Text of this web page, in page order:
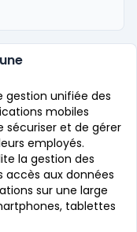
gestion unifiée des
mobiles
sécuriser et de gérer
employés.
la gestion des
accès aux données
sur une large
tablettes